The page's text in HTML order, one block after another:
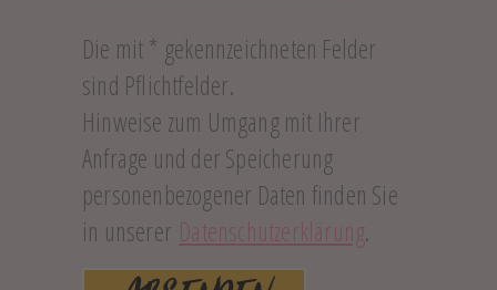
Die mit * gekennzeichneten Felder
sind Pflichtfelder.
Hinweise zum Umgang mit Ihrer
Anfrage und der Speicherung
personenbezogener Daten finden Sie
in unserer Datenschutzerklärung.